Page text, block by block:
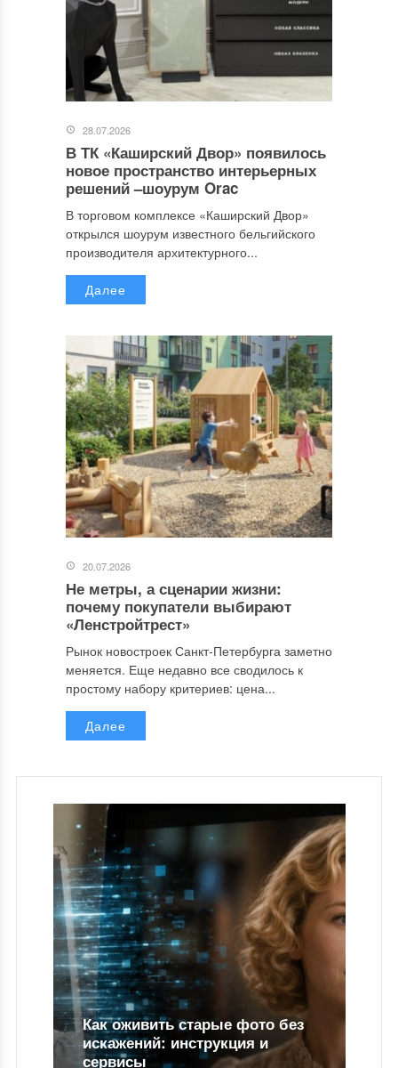
28.07.2026
В ТК «Каширский Двор» появилось
новое пространство интерьерных
решений –шоурум Orac
В торговом комплексе «Каширский Двор»
открылся шоурум известного бельгийского
производителя архитектурного...
Далее
20.07.2026
Не метры, а сценарии жизни:
почему покупатели выбирают
«Ленстройтрест»
Рынок новостроек Санкт-Петербурга заметно
меняется. Еще недавно все сводилось к
простому набору критериев: цена...
Далее
Как оживить старые фото без
искажений: инструкция и
сервисы